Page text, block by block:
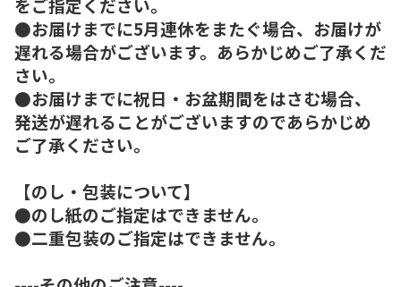
●お届けまでに5月連休をまたぐ場合、お届けが
遅れる場合がございます。あらかじめご了承くだ
さい。
●お届けまでに祝日・お盆期間をはさむ場合、
発送が遅れることがございますのであらかじめ
ご了承ください。
【のし・包装について】
●のし紙のご指定はできません。
●二重包装のご指定はできません。